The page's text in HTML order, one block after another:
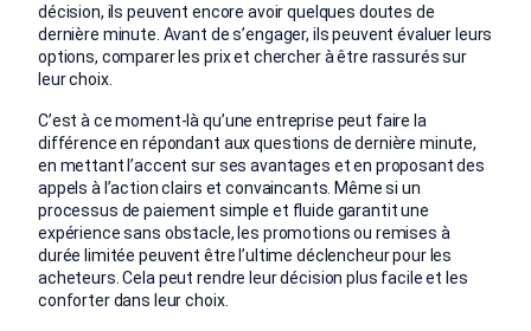
décision, ils peuvent encore avoir quelques doutes de
dernière minute. Avant de s’engager, ils peuvent évaluer leurs
options, comparer les prix et chercher à être rassurés sur
leur choix.
C’est à ce moment-là qu’une entreprise peut faire la
différence en répondant aux questions de dernière minute,
en mettant l’accent sur ses avantages et en proposant des
appels à l’action clairs et convaincants. Même si un
processus de paiement simple et fluide garantit une
expérience sans obstacle, les promotions ou remises à
durée limitée peuvent être l’ultime déclencheur pour les
acheteurs. Cela peut rendre leur décision plus facile et les
conforter dans leur choix.